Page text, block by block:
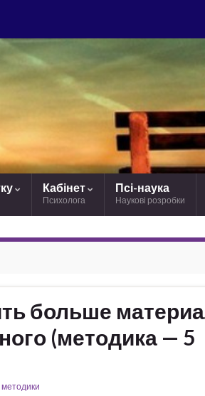
Кабінет
Психолога
Псі-наука
Наукові розробки
больше
(методика — 5
методики